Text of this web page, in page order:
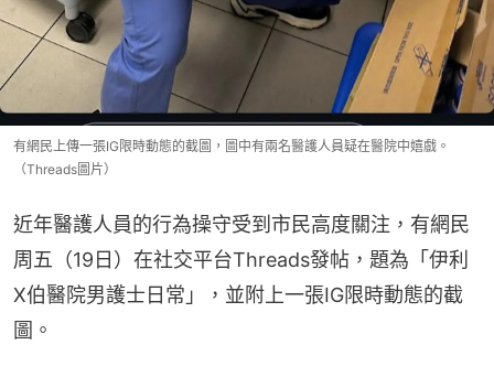
有網民上傳一張IG限時動態的截圖，圖中有兩名醫護人員疑在醫院中嬉戲。
（Threads圖片）
近年醫護人員的行為操守受到市民高度關注，有網民
周五（19日）在社交平台Threads發帖，題為「伊利
X伯醫院男護士日常」，並附上一張IG限時動態的截
圖。